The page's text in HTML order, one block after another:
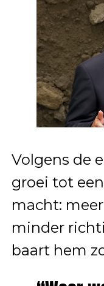
Volgens de
groei tot
macht:
minder
baart hem